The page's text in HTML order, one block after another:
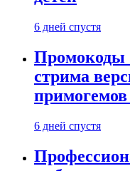
6 дней спустя
Промокоды
стрима
примогемов
6 дней спустя